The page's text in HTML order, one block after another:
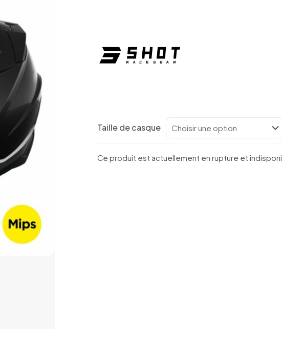
Taille de casque
Ce produit est actuellement en rupture et